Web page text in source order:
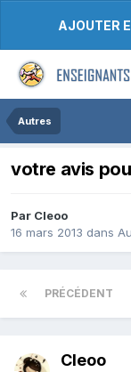
AJOUTER
Autres
votre avis
Par Cleoo
16 mars 2013 dans
PRÉCÉDENT
Cleoo